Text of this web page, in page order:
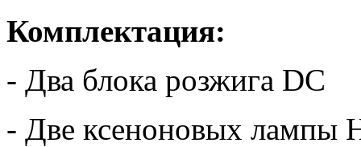
Комплектация:
- Два блока розжига DC
- Две ксеноновых лампы